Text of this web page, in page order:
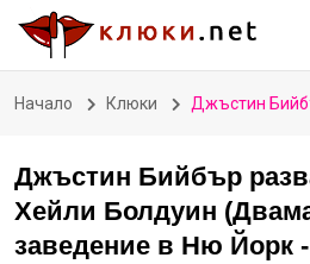
Начало Клюки Джъстин Бийбър развали годежа с
Джъстин Бийбър
Хейли Болдуин
заведение в Ню Йорк